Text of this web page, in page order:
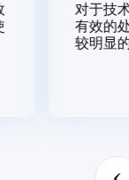
对于技
有效的
较明显